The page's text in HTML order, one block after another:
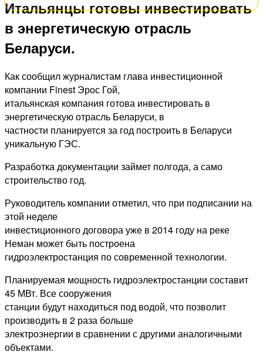
Итальянцы готовы инвестировать
в энергетическую отрасль
Беларуси.
Как сообщил журналистам глава инвестиционной
компании Finest Эрос Гой,
итальянская компания готова инвестировать в
энергетическую отрасль Беларуси, в
частности планируется за год построить в Беларуси
уникальную ГЭС.
Разработка документации займет полгода, а само
строительство год.
Руководитель компании отметил, что при подписании на
этой неделе
инвестиционного договора уже в 2014 году на реке
Неман может быть построена
гидроэлектростанция по современной технологии.
Планируемая мощность гидроэлектростанции составит
45 МВт. Все сооружения
станции будут находиться под водой, что позволит
производить в 2 раза больше
электроэнергии в сравнении с другими аналогичными
объектами.